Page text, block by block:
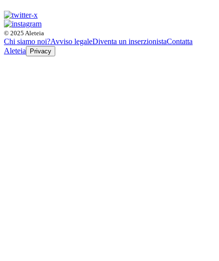
© 2025 Aleteia
Chi siamo noi?Avviso legaleDiventa un inserzionistaContatta
Aleteia
Privacy